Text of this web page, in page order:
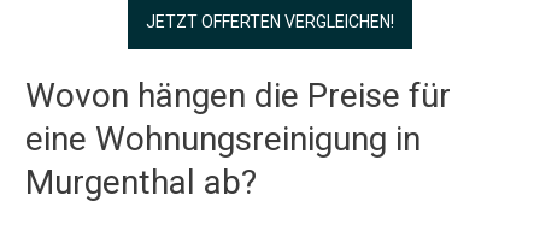
JETZT OFFERTEN VERGLEICHEN!
Wovon hängen die Preise für
eine Wohnungsreinigung in
Murgenthal ab?